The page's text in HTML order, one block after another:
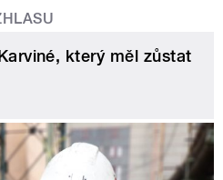
který měl zůstat